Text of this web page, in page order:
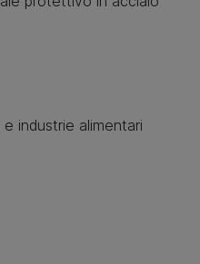
industrie alimentari